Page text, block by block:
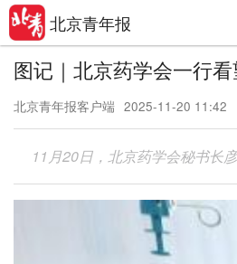
北京青年报
图记｜北京药学会一行
北京青年报客户端 2025-11-20 11:42
11月20日，北京药学会秘书长